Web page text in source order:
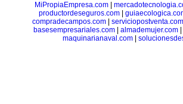
MiPropiaEmpresa.com
productordeseguros.com|
compradecampos.com| serviciopostventa.com
basesempresariales.com| almademujer.com|
maquinarianaval.com|